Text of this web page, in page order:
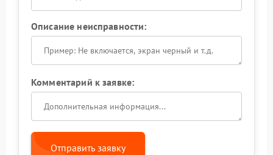
Описание неисправности:
Комментарий к заявке:
Отправить заявку